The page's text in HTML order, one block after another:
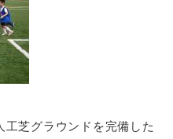
芝グラウンドを完備した